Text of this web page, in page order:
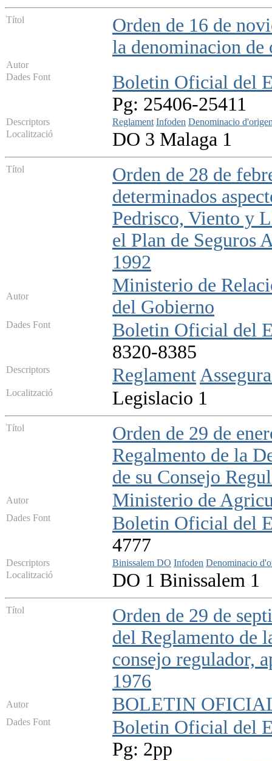
Títol
Orden de 16 de
la denominacion
Autor
Dades Font
Boletin Oficial del
Pg: 25406-25411
Descriptors Reglament Infoden Denominacio
Localització
DO 3 Malaga 1
Títol
Orden de 28 de
determinados
Pedrisco, Viento y
el Plan de Seguros
1992
Autor
Ministerio de
del Gobierno
Dades Font
Boletin Oficial del
8320-8385
Descriptors Reglament
Localització Legislacio 1
Títol
Orden de 29 de
Regalmento de la
de su Consejo
Autor Ministerio de
Dades Font
Boletin Oficial del
4777
Descriptors Binissalem DO Infoden Denominacio
Localització
DO 1 Binissalem 1
Títol
Orden de 29 de
del Reglamento de
consejo regulador,
1976
Autor BOLETIN
Dades Font
Boletin Oficial del
Pg: 2pp